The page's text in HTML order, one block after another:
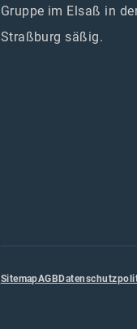
Gruppe im Elsaß in
Straßburg säßig.
SitemapAGB